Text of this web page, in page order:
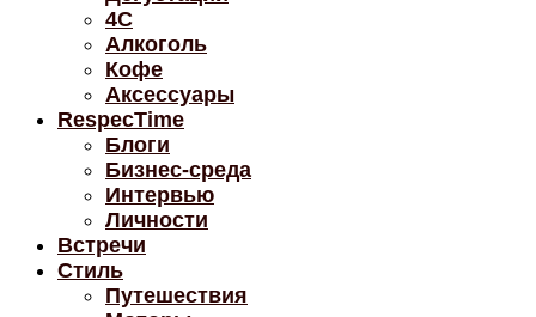
4C
Алкоголь
Кофе
Аксессуары
RespecTime
Блоги
Бизнес-среда
Интервью
Личности
Встречи
Стиль
Путешествия